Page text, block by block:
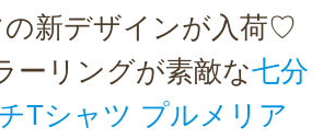
の新デザインが入荷♡
ーリングが素敵な七分
Tシャツ プルメリア